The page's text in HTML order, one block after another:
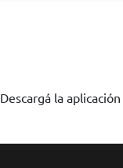
Descargá la